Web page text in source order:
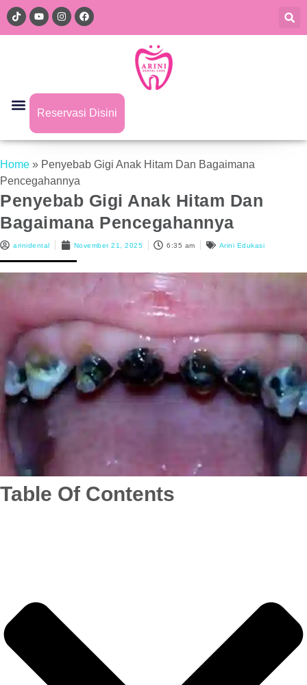
Reservasi Disini
Home » Penyebab Gigi Anak Hitam Dan Bagaimana
Pencegahannya
Penyebab Gigi Anak Hitam Dan
Bagaimana Pencegahannya
arinidental November 21, 2025 6:35 am Arini Edukasi
Table Of Contents